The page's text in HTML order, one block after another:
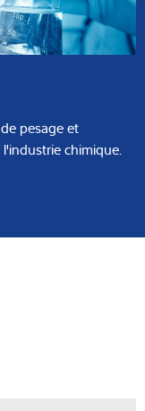
pesage et
chimique.